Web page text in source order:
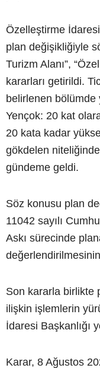
Özelleştirme İdaresi
plan değişikliğiyle
Turizm Alanı”,
kararları getirildi.
belirlenen bölümde
Yençok: 20 kat
20 kata kadar
gökdelen
gündeme geldi.
Söz konusu plan
11042 sayılı
Askı sürecinde
Son kararla birlikte
ilişkin işlemlerin
İdaresi Başkanlığı
Karar, 8 Ağustos